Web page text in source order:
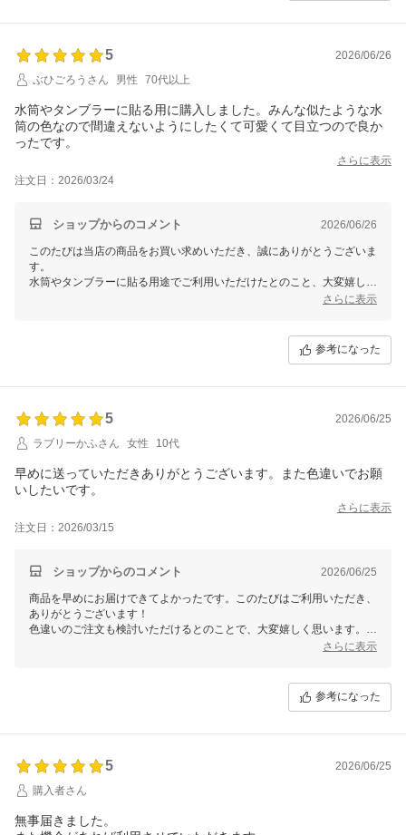
5
2026/06/26
ぶひごろうさん
男性 70代以上
水筒やタンブラーに貼る用に購入しました。みんな似たような水
筒の色なので間違えないようにしたくて可愛くて目立つので良か
ったです。
さらに表示
注文日：2026/03/24
ショップからのコメント 2026/06/26
このたびは当店の商品をお買い求めいただき、誠にありがとうございま
す。
水筒やタンブラーに貼る用途でご利用いただけたとのこと、大変嬉しく
皆さまの生活に便利さや楽しさをプラスできる商品をこれからもご提供
さらに表示
参考になった
5
2026/06/25
ラブリーかふさん
女性 10代
早めに送っていただきありがとうございます。また色違いでお願
いしたいです。
さらに表示
注文日：2026/03/15
ショップからのコメント 2026/06/25
商品を早めにお届けできてよかったです。このたびはご利用いただき、
ありがとうございます！
色違いのご注文も検討いただけるとのことで、大変嬉しく思います。
ぜひご希望の色をご確認いただき、引き続きご利用いただけますと幸い
さらに表示
参考になった
5
2026/06/25
購入者さん
無事届きました。